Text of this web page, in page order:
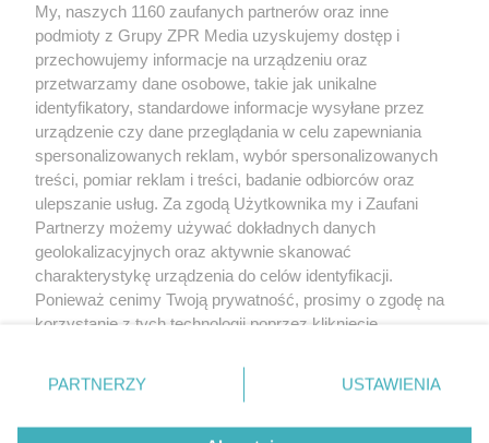
Żaden utwór zamieszczony w serwisie nie może być powielany i
rozpowszechniany lub dalej rozpowszechniany w jakikolwiek sposób (w
tym także elektroniczny lub mechaniczny) na jakimkolwiek polu
eksploatacji w jakiejkolwiek formie, włącznie z umieszczaniem w Internecie
bez pisemnej zgody właściciela praw. Jakiekolwiek użycie lub
wykorzystanie utworów w całości lub w części z naruszeniem prawa, tzn.
bez właściwej zgody, jest zabronione pod groźbą kary i może być ścigane
prawnie.
O nas
My, naszych 1160 zaufanych partnerów oraz inne
podmioty z Grupy ZPR Media uzyskujemy dostęp i
przechowujemy informacje na urządzeniu oraz
przetwarzamy dane osobowe, takie jak unikalne
identyfikatory, standardowe informacje wysyłane przez
urządzenie czy dane przeglądania w celu zapewniania
spersonalizowanych reklam, wybór spersonalizowanych
treści, pomiar reklam i treści, badanie odbiorców oraz
ulepszanie usług. Za zgodą Użytkownika my i Zaufani
Partnerzy możemy używać dokładnych danych
geolokalizacyjnych oraz aktywnie skanować
charakterystykę urządzenia do celów identyfikacji.
Ponieważ cenimy Twoją prywatność, prosimy o zgodę na
korzystanie z tych technologii poprzez kliknięcie
zmienić/wycofać klikając przycisk ustawień prywatności
znajdujący się w lewym dolnym rogu strony
rodzaje przetwarzania danych nie wymagają zgody
PARTNERZY USTAWIENIA